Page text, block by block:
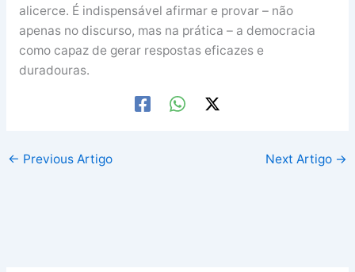
alicerce. É indispensável afirmar e provar – não
apenas no discurso, mas na prática – a democracia
como capaz de gerar respostas eficazes e
duradouras.
← Previous Artigo Next Artigo →